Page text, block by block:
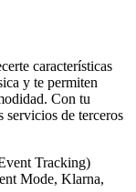
características
y te permiten
Con tu
servicios de terceros
Tracking)
Mode, Klarna,